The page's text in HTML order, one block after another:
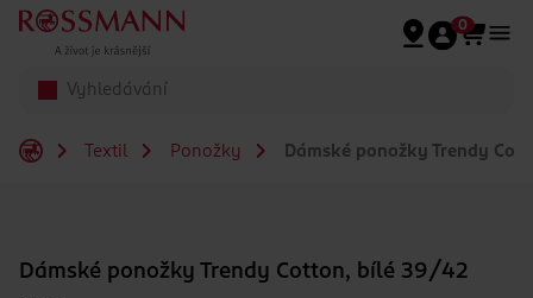
Přeskočit na hlavmní obsah
0
Textil Ponožky Dámské ponožky Trendy
Dámské ponožky Trendy Cotton, bílé 39/42